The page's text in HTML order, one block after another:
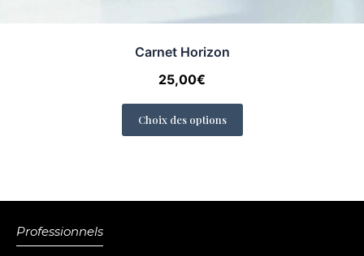
Carnet Horizon
25,00€
Choix des options
Professionnels